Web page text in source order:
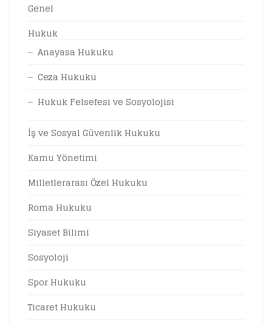
Genel
Hukuk
Anayasa Hukuku
Ceza Hukuku
Hukuk Felsefesi ve Sosyolojisi
İş ve Sosyal Güvenlik Hukuku
Kamu Yönetimi
Milletlerarası Özel Hukuku
Roma Hukuku
Siyaset Bilimi
Sosyoloji
Spor Hukuku
Ticaret Hukuku